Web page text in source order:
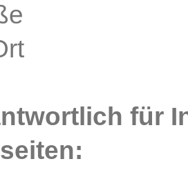
für